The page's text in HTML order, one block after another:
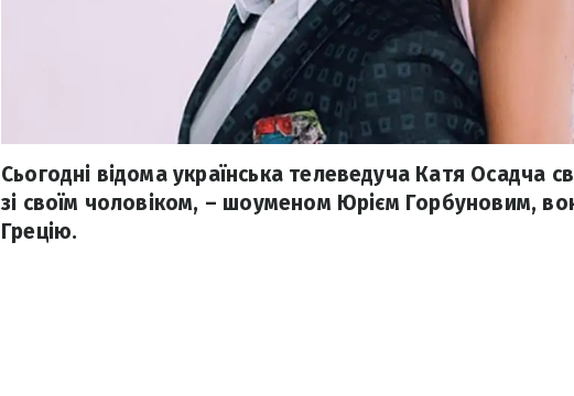
Сьогодні відома українська телеведуча Катя Осадча
зі своїм чоловіком, – шоуменом Юрієм Горбуновим,
Грецію.